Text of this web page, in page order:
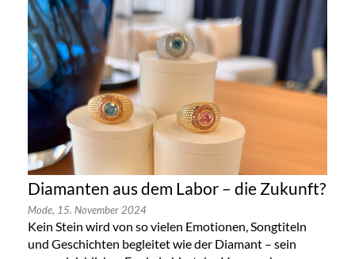
Diamanten aus dem Labor – die Zukunft?
Mode, 15. November 2024
Kein Stein wird von so vielen Emotionen, Songtiteln
und Geschichten begleitet wie der Diamant – sein